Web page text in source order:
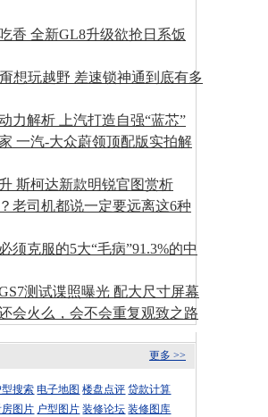
香 全新GL8升级欲抢日系饭
想玩越野 差速锁神通到底有多
力解析 上汽打造自强“蓝芯”
一汽-大众蔚领顶配版实拍解
斯柯达新款明锐官图赏析
老司机都说一定要远离这6种
须克服的5大“毛病”91.3%的中
测试谍照曝光 配大尺寸屏幕
会火么，会不会重复观致之路
更多 >>
型搜索 电子地图 楼盘点评 贷款计算
房图片 户型图片 装修论坛 装修图库